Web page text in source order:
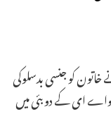
کو جنسی بدسلوکی
یواے ای کے دوبئی میں